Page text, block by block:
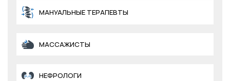
МАНУАЛЬНЫЕ ТЕРАПЕВТЫ
МАССАЖИСТЫ
НЕФРОЛОГИ